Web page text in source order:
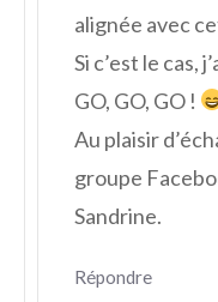
alignée avec
Si c’est le cas,
GO, GO, GO !
Au plaisir
groupe
Sandrine.
Répondre